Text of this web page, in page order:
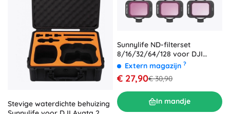
Stevige waterdichte behuizing
Sunnylife ND-filterset
8/16/32/64/128 voor DJI
Avata 2
Extern magazijn ?
€ 27,90€ 30,90
In mandje